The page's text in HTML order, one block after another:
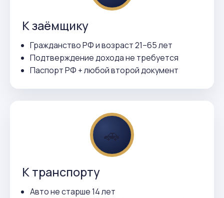
К заёмщику
Гражданство РФ и возраст 21–65 лет
Подтверждение дохода не требуется
Паспорт РФ + любой второй документ
🚗
К транспорту
Авто не старше 14 лет